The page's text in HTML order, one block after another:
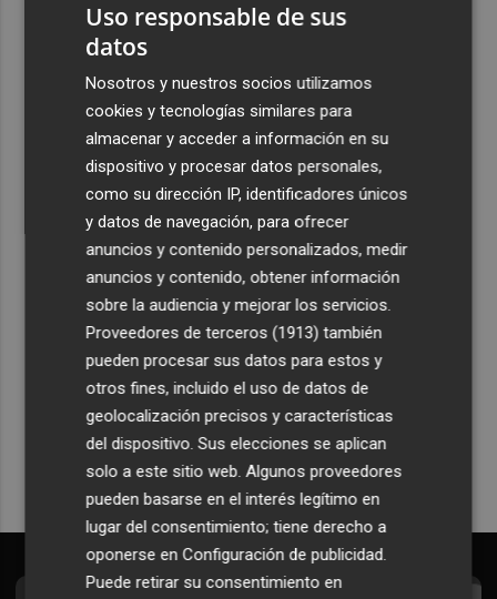
San Javier da viabilidad al nuevo contrato del transporte
324 habitaciones
Estos son los estrenos que abren la cartelera en agosto:
de la comedia 'El último mono' a una nueva entrega de
'La Patrulla Canina'
Recibe toda la actualidad de
Plaza Podcast en tu correo
Quiero suscribirme
Uso responsable de sus
datos
Nosotros y nuestros socios utilizamos
cookies y tecnologías similares para
almacenar y acceder a información en su
dispositivo y procesar datos personales,
como su dirección IP, identificadores únicos
y datos de navegación, para ofrecer
anuncios y contenido personalizados, medir
anuncios y contenido, obtener información
sobre la audiencia y mejorar los servicios.
Proveedores de terceros (1913) también
pueden procesar sus datos para estos y
otros fines, incluido el uso de datos de
geolocalización precisos y características
del dispositivo. Sus elecciones se aplican
solo a este sitio web. Algunos proveedores
pueden basarse en el interés legítimo en
lugar del consentimiento; tiene derecho a
oponerse enConfiguración de publicidad.
Puede retirar su consentimiento en